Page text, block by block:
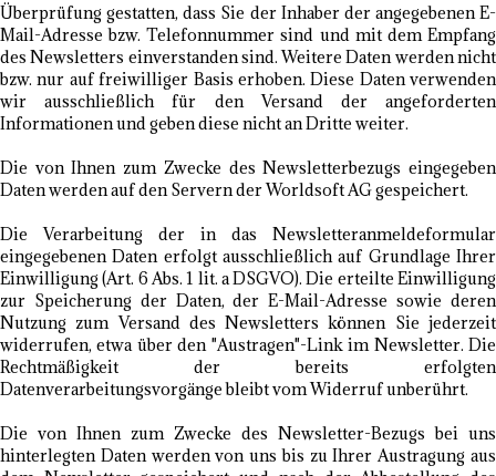
Überprüfung gestatten, dass Sie der Inhaber der angegebenen E-
Mail-Adresse bzw. Telefonnummer sind und mit dem Empfang
des Newsletters einverstanden sind. Weitere Daten werden nicht
bzw. nur auf freiwilliger Basis erhoben. Diese Daten verwenden
wir ausschließlich für den Versand der angeforderten
Informationen und geben diese nicht an Dritte weiter.
Die von Ihnen zum Zwecke des Newsletterbezugs eingegeben
Daten werden auf den Servern der Worldsoft AG gespeichert.
Die Verarbeitung der in das Newsletteranmeldeformular
eingegebenen Daten erfolgt ausschließlich auf Grundlage Ihrer
Einwilligung (Art. 6 Abs. 1 lit. a DSGVO). Die erteilte Einwilligung
zur Speicherung der Daten, der E-Mail-Adresse sowie deren
Nutzung zum Versand des Newsletters können Sie jederzeit
widerrufen, etwa über den "Austragen"-Link im Newsletter. Die
Rechtmäßigkeit der bereits erfolgten
Datenverarbeitungsvorgänge bleibt vom Widerruf unberührt.
Die von Ihnen zum Zwecke des Newsletter-Bezugs bei uns
hinterlegten Daten werden von uns bis zu Ihrer Austragung aus